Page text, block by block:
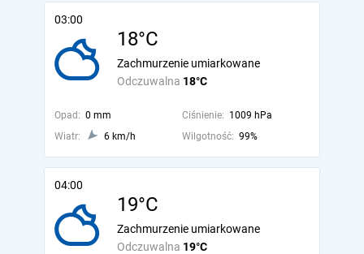
03:00
18°C
Odczuwalna 18°C
Zachmurzenie umiarkowane
Opad: 0 mm Ciśnienie: 1009 hPa
Wiatr:
6 km/h Wilgotność: 99%
04:00
19°C
Odczuwalna 19°C
Zachmurzenie umiarkowane